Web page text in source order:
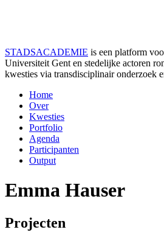
STADSACADEMIE is een platform
Universiteit Gent en stedelijke actoren
kwesties via transdisciplinair onderzoek
Home
Over
Kwesties
Portfolio
Agenda
Participanten
Output
Emma Hauser
Projecten